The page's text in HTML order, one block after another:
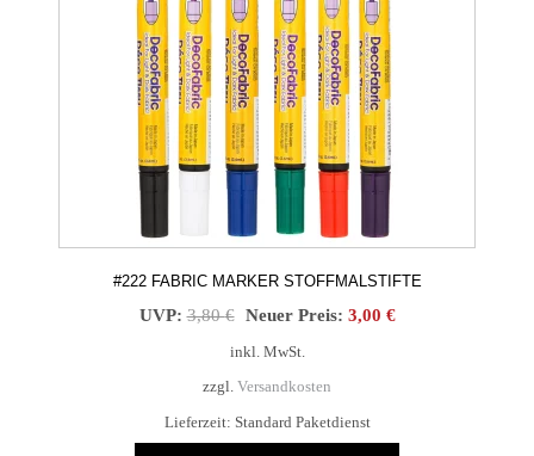
#222 FABRIC MARKER STOFFMALSTIFTE
UVP: 3,80€ Ursprünglicher
3,80 €
Neuer Preis: 3,00 €Aktueller
inkl. MwSt.
zzgl. Versandkosten
Lieferzeit: Standard Paketdienst